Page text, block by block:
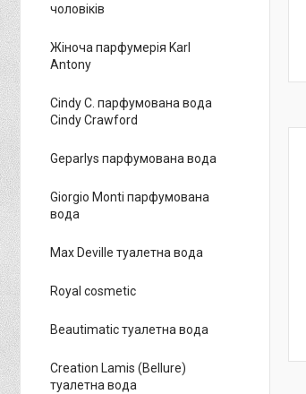
чоловіків
Жіноча парфумерія Karl
Antony
Cindy C. парфумована вода
Cindy Crawford
Geparlys парфумована вода
Giorgio Monti парфумована
вода
Max Deville туалетна вода
Royal cosmetic
Beautimatic туалетна вода
Creation Lamis (Bellure)
туалетна вода